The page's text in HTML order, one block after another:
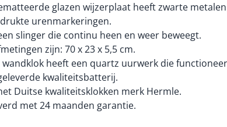
glazen wijzerplaat heeft zwarte
urenmarkeringen.
slinger die continu heen en weer beweegt.
zijn: 70 x 23 x 5,5 cm.
wandklok heeft een quartz uurwerk die
kwaliteitsbatterij.
Duitse kwaliteitsklokken merk Hermle.
met 24 maanden garantie.